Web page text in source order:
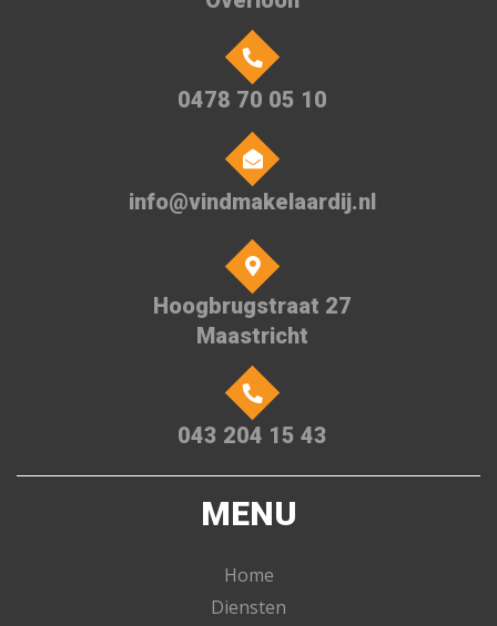
0478 70 05 10
info@vindmakelaardij.nl
Hoogbrugstraat 27
Maastricht
043 204 15 43
MENU
Home
Diensten